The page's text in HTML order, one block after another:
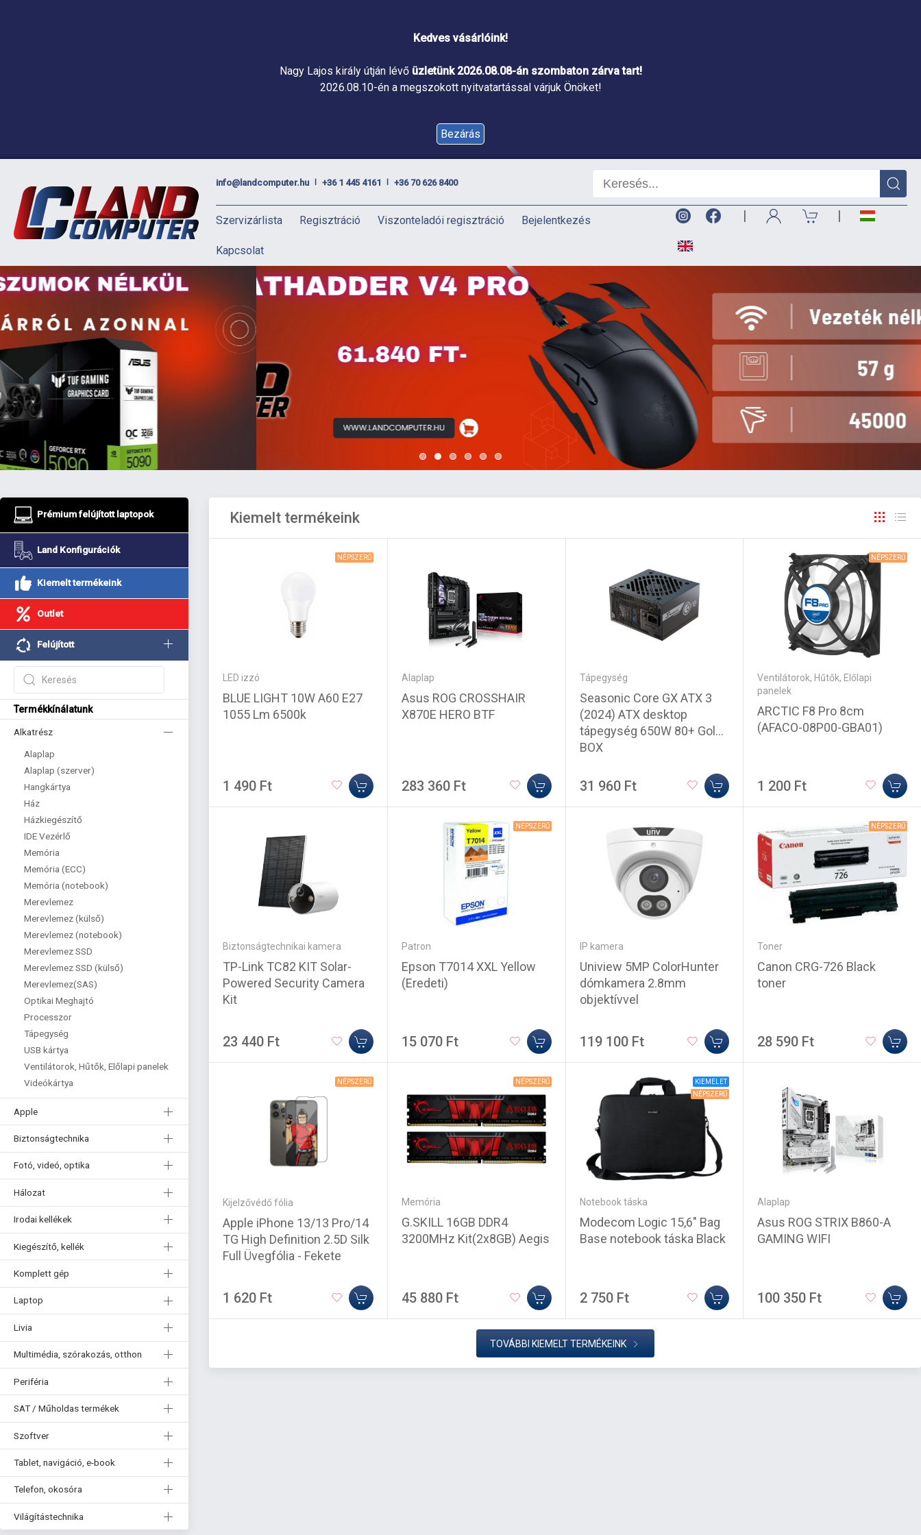
Kedves vásárlóink!
Nagy Lajos király útján lévő üzletünk 2026.08.08-án szombaton zárva tart!
2026.08.10-én a megszokott nyitvatartással várjuk Önöket!
Bezárás
info@landcomputer.hu +36 1 445 4161 +36 70 626 8400
Szervizárlista Regisztráció Viszonteladói regisztráció Bejelentkezés
Kapcsolat
| |
Prémium felújított laptopok
Land Konfigurációk
Kiemelt termékeink
Outlet
Felújított
Termékkínálatunk
Alkatrész
Alaplap
Alaplap (szerver)
Hangkártya
Ház
Házkiegészítő
IDE Vezérlő
Memória
Memória (ECC)
Memória (notebook)
Merevlemez
Merevlemez (külső)
Merevlemez (notebook)
Merevlemez SSD
Merevlemez SSD (külső)
Merevlemez(SAS)
Optikai Meghajtó
Processzor
Tápegység
USB kártya
Ventilátorok, Hűtők, Előlapi panelek
Videókártya
Apple
Biztonságtechnika
Fotó, videó, optika
Hálozat
Irodai kellékek
Kiegészítő, kellék
Komplett gép
Laptop
Livia
Multimédia, szórakozás, otthon
Periféria
SAT / Műholdas termékek
Szoftver
Tablet, navigáció, e-book
Telefon, okosóra
Világítástechnika
Kiemelt termékeink
NÉPSZERŰ
LED izzó
BLUE LIGHT 10W A60 E27
1055 Lm 6500k
1 490 Ft
Alaplap
Asus ROG CROSSHAIR
X870E HERO BTF
283 360 Ft
Tápegység
Seasonic Core GX ATX 3
(2024) ATX desktop
tápegység 650W 80+ Gold
BOX
31 960 Ft
NÉPSZERŰ
Ventilátorok, Hűtők, Előlapi
panelek
ARCTIC F8 Pro 8cm
(AFACO-08P00-GBA01)
1 200 Ft
Biztonságtechnikai kamera
TP-Link TC82 KIT Solar-
Powered Security Camera
Kit
23 440 Ft
NÉPSZERŰ
Patron
Epson T7014 XXL Yellow
(Eredeti)
15 070 Ft
IP kamera
Uniview 5MP ColorHunter
dómkamera 2.8mm
objektívvel
119 100 Ft
NÉPSZERŰ
Toner
Canon CRG-726 Black
toner
28 590 Ft
NÉPSZERŰ
Kijelzővédő fólia
Apple iPhone 13/13 Pro/14
TG High Definition 2.5D Silk
Full Üvegfólia - Fekete
1 620 Ft
NÉPSZERŰ
Memória
G.SKILL 16GB DDR4
3200MHz Kit(2x8GB) Aegis
45 880 Ft
KIEMELET
NÉPSZERŰ
Notebook táska
Modecom Logic 15,6" Bag
Base notebook táska Black
2 750 Ft
Alaplap
Asus ROG STRIX B860-A
GAMING WIFI
100 350 Ft
TOVÁBBI KIEMELT TERMÉKEINK